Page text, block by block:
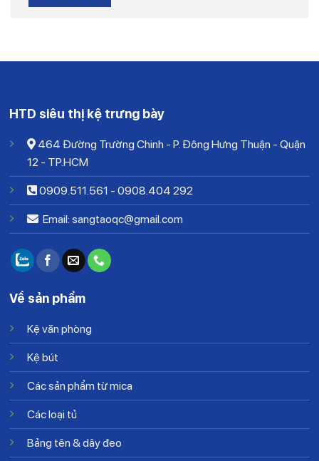
HTD siêu thị kệ trưng bày
464 Đường Trường Chinh - P. Đông Hưng Thuận - Quận
12 - TP.HCM
0909.511.561 - 0908.404 292
Email: sangtaoqc@gmail.com
Về sản phẩm
Kệ văn phòng
Kệ bút
Các sản phẩm từ mica
Các loại tủ
Bảng tên & dây đeo